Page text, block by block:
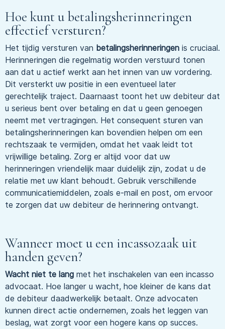
Hoe kunt u betalingsherinneringen
effectief versturen?
Het tijdig versturen van betalingsherinneringen is cruciaal.
Herinneringen die regelmatig worden verstuurd tonen
aan dat u actief werkt aan het innen van uw vordering.
Dit versterkt uw positie in een eventueel later
gerechtelijk traject. Daarnaast toont het uw debiteur dat
u serieus bent over betaling en dat u geen genoegen
neemt met vertragingen. Het consequent sturen van
betalingsherinneringen kan bovendien helpen om een
rechtszaak te vermijden, omdat het vaak leidt tot
vrijwillige betaling. Zorg er altijd voor dat uw
herinneringen vriendelijk maar duidelijk zijn, zodat u de
relatie met uw klant behoudt. Gebruik verschillende
communicatiemiddelen, zoals e-mail en post, om ervoor
te zorgen dat uw debiteur de herinnering ontvangt.
Wanneer moet u een incassozaak uit
handen geven?
Wacht niet te lang met het inschakelen van een incasso
advocaat. Hoe langer u wacht, hoe kleiner de kans dat
de debiteur daadwerkelijk betaalt. Onze advocaten
kunnen direct actie ondernemen, zoals het leggen van
beslag, wat zorgt voor een hogere kans op succes.